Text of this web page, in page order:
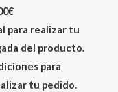
para realizar tu
del producto.
para
tu pedido.